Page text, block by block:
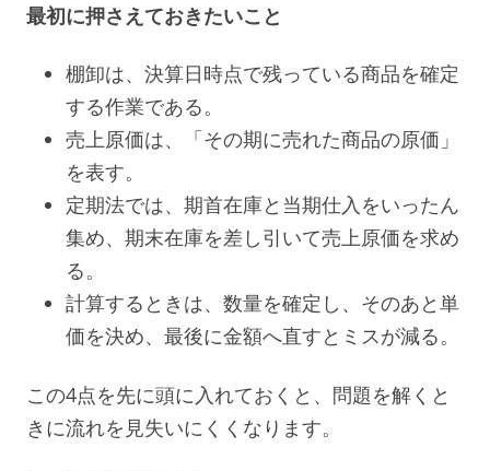
最初に押さえておきたいこと
棚卸は、決算日時点で残っている商品を確定
する作業である。
売上原価は、「その期に売れた商品の原価」
を表す。
定期法では、期首在庫と当期仕入をいったん
集め、期末在庫を差し引いて売上原価を求め
る。
計算するときは、数量を確定し、そのあと単
価を決め、最後に金額へ直すとミスが減る。
この4点を先に頭に入れておくと、問題を解くと
きに流れを見失いにくくなります。